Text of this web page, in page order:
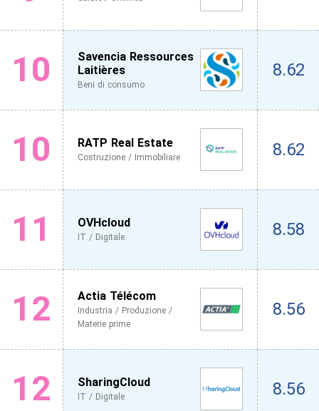
10
Savencia Ressources
Laitières
Beni di consumo
8.62
10 RATP Real Estate
Costruzione / Immobiliare 8.62
11 OVHcloud
IT / Digitale 8.58
12 Actia Télécom
Industria / Produzione /
Materie prime
8.56
12 SharingCloud
IT / Digitale 8.56